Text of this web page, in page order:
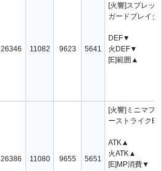
26346 11082 9623 5641
[火響]スプレッ
ガードブレイク
DEF▼
火DEF▼
[E]範囲▲
26386 11080 9655 5651
[火響]ミニマフ
ーストライク
ATK▲
火ATK▲
[E]MP消費▼